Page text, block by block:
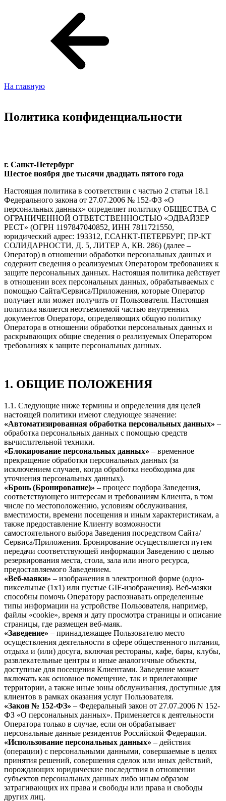
На главную
Политика конфиденциальности
г. Санкт-Петербург
Шестое ноября две тысячи двадцать пятого года
Настоящая политика в соответствии с частью 2 статьи 18.1
Федерального закона от 27.07.2006 № 152-ФЗ «О
персональных данных» определяет политику ОБЩЕСТВА С
ОГРАНИЧЕННОЙ ОТВЕТСТВЕННОСТЬЮ «ЭДВАЙЗЕР
РЕСТ» (ОГРН 1197847040852, ИНН 7811721550,
юридический адрес: 193312, Г.САНКТ-ПЕТЕРБУРГ, ПР-КТ
СОЛИДАРНОСТИ, Д. 5, ЛИТЕР А, КВ. 286) (далее –
Оператор) в отношении обработки персональных данных и
содержит сведения о реализуемых Оператором требованиях к
защите персональных данных. Настоящая политика действует
в отношении всех персональных данных, обрабатываемых с
помощью Сайта/Сервиса/Приложения, которые Оператор
получает или может получить от Пользователя. Настоящая
политика является неотъемлемой частью внутренних
документов Оператора, определяющих общую политику
Оператора в отношении обработки персональных данных и
раскрывающих общие сведения о реализуемых Оператором
требованиях к защите персональных данных.
1. ОБЩИЕ ПОЛОЖЕНИЯ
1.1. Следующие ниже термины и определения для целей
настоящей политики имеют следующее значение:
«Автоматизированная обработка персональных данных» –
обработка персональных данных с помощью средств
вычислительной техники.
«Блокирование персональных данных» – временное
прекращение обработки персональных данных (за
исключением случаев, когда обработка необходима для
уточнения персональных данных).
«Бронь (Бронирование)» – процесс подбора Заведения,
соответствующего интересам и требованиям Клиента, в том
числе по местоположению, условиям обслуживания,
вместимости, времени посещения и иным характеристикам, а
также предоставление Клиенту возможности
самостоятельного выбора Заведения посредством Сайта/
Сервиса/Приложения. Бронирование осуществляется путем
передачи соответствующей информации Заведению с целью
резервирования места, стола, зала или иного ресурса,
предоставляемого Заведением.
«Веб-маяки» – изображения в электронной форме (одно-
пиксельные (1x1) или пустые GIF-изображения). Веб-маяки
способны помочь Оператору распознавать определенные
типы информации на устройстве Пользователя, например,
файлы «cookie», время и дату просмотра страницы и описание
страницы, где размещен веб-маяк.
«Заведение» – принадлежащее Пользователю место
осуществления деятельности в сфере общественного питания,
отдыха и (или) досуга, включая рестораны, кафе, бары, клубы,
развлекательные центры и иные аналогичные объекты,
доступные для посещения Клиентами. Заведение может
включать как основное помещение, так и прилегающие
территории, а также иные зоны обслуживания, доступные для
клиентов в рамках оказания услуг Пользователя.
«Закон № 152-ФЗ» – Федеральный закон от 27.07.2006 N 152-
ФЗ «О персональных данных». Применяется к деятельности
Оператора только в случае, если он обрабатывает
персональные данные резидентов Российской Федерации.
«Использование персональных данных» – действия
(операции) с персональными данными, совершаемые в целях
принятия решений, совершения сделок или иных действий,
порождающих юридические последствия в отношении
субъектов персональных данных либо иным образом
затрагивающих их права и свободы или права и свободы
других лиц.